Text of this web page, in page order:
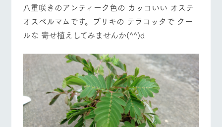
八重咲きのアンティーク色の カッコいい オステ
オスペルマムです。ブリキの テラコッタで クー
ルな 寄せ植えしてみませんか(^^)d